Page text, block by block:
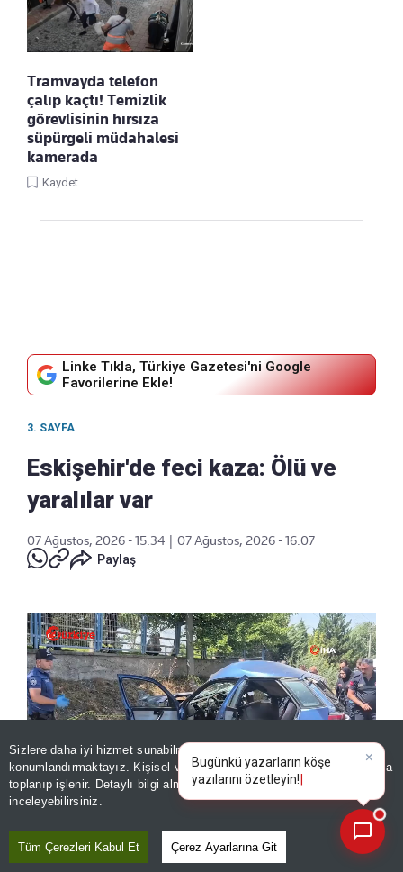
Sizlere daha iyi hizmet sunabilmek adına sitemizde
konumlandırmaktayız. Kişisel verileriniz, KVKK ve GDPR kapsamında
toplanıp işlenir. Detaylı bilgi almak içinAydınlatma Metnimizi
inceleyebilirsiniz.
Tüm Çerezleri Kabul Et Çerez Ayarlarına Git
Tramvayda telefon
çalıp kaçtı! Temizlik
görevlisinin hırsıza
süpürgeli müdahalesi
kamerada
Kaydet
Linke Tıkla, Türkiye Gazetesi'ni Google
Favorilerine Ekle!
3. SAYFA
Eskişehir'de feci kaza: Ölü ve
yaralılar var
07 Ağustos, 2026 - 15:34
07 Ağustos, 2026 - 16:07
Paylaş
Eskişehir'in Odunpazarı ilçesinde otomobil, tır
ve çöp kamyonunun karıştığı kazada 1 kişi
Bugün